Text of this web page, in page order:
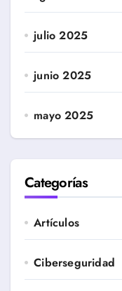
julio 2025
junio 2025
mayo 2025
Categorías
Artículos
Ciberseguridad